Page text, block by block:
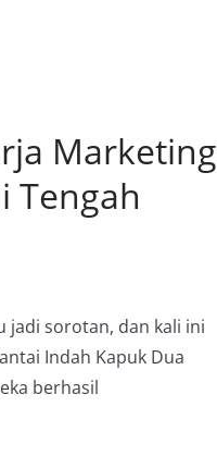
Marketing
Tengah
jadi sorotan, dan kali ini
Indah Kapuk Dua
berhasil